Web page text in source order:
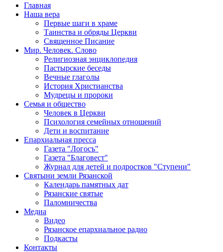
Главная
Наша вера
Первые шаги в храме
Таинства и обряды Церкви
Священное Писание
Мир. Человек. Слово
Религиозная энциклопедия
Пастырские беседы
Вечные глаголы
История Христианства
Мудрецы и пророки
Семья и общество
Человек в Церкви
Психология семейных отношений
Дети и воспитание
Епархиальная пресса
Газета "Логосъ"
Газета "Благовест"
Журнал для детей и подростков "Ступени"
Святыни земли Рязанской
Календарь памятных дат
Рязанские святые
Паломничества
Медиа
Видео
Рязанское епархиальное радио
Подкасты
Контакты